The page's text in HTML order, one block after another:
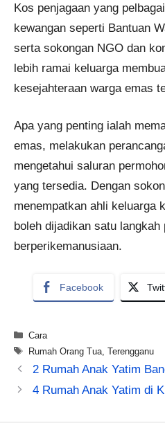
Kos penjagaan yang
kewangan seperti Bantuan
serta sokongan NGO dan
lebih ramai keluarga
kesejahteraan warga emas
Apa yang penting ialah
emas, melakukan
mengetahui saluran
yang tersedia. Dengan
menempatkan ahli keluarga
boleh dijadikan satu langkah
berperikemanusiaan.
Facebook
Categories
Cara
Tags
Rumah Orang Tua, Terengganu
2 Rumah Anak Yatim
4 Rumah Anak Yatim di